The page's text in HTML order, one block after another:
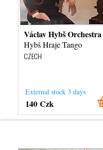
Václav Hybš Orchestra
Hybš Hraje Tango
CZECH
External stock 3 days
140 Czk